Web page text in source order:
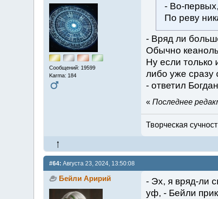
Сообщений: 19599
Karma: 184
- Во-
По реву
- Вряд ли
Обычно
Ну если только
либо уже сразу
- ответил
« Последнее
Творческая
#64: Августа 23, 2024, 13:50:08
Бейли Аририй
- Эх, я вряд-ли
уф, - Бейли